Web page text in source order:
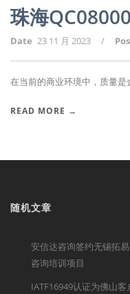
珠海
Date 23 11 月 2023 /
在当前的商业环境中，质量
READ MORE →
随机文章
安信达咨询签约无锡拓易
咨询培训项目
IATF16949认证为佛山